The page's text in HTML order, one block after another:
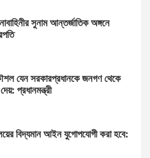
সুনাম আন্তর্জাতিক অঙ্গনে
যেন সরকারপ্রধানকে জনগণ থেকে
প্রধানমন্ত্রী
বিদ্যমান আইন যুগোপযোগী করা হবে: